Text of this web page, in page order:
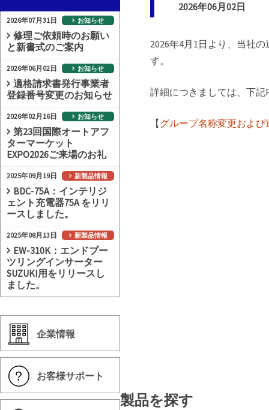
2026年06月02日
2026年4月1日より、当社
す。
詳細につきましては、下記
【グループ名称変更およ
2026年07月31日 お知らせ
修理ご依頼時のお願い
と新書式のご案内
2026年06月02日 お知らせ
適格請求書発行事業者
登録番号変更のお知らせ
2026年02月16日 お知らせ
第23回国際オートアフ
ターマーケット
EXPO2026ご来場のお礼
2025年09月19日 新製品情報
BDC-75A：インテリジ
ェント充電器75A をリリ
ースしました。
2025年08月13日 新製品情報
EW-310K：エンドブー
ツリングインサーター
SUZUKI用をリリースし
ました。
企業情報
お客様サポート
製品を探す